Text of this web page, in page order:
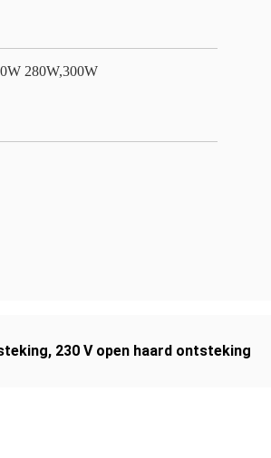
280W,300W
, 230 V open haard ontsteking